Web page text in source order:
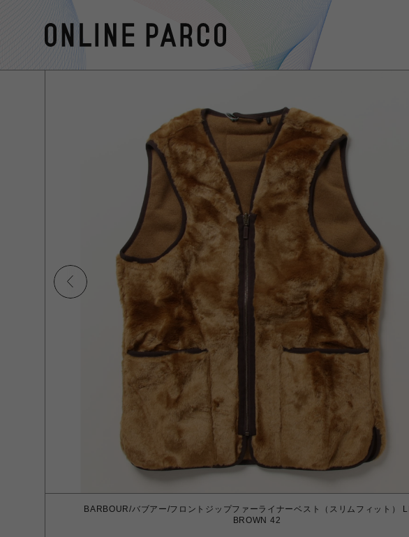
BARBOUR/バブアー/フロントジップファーライナーベスト（スリムフィット）
BROWN 42